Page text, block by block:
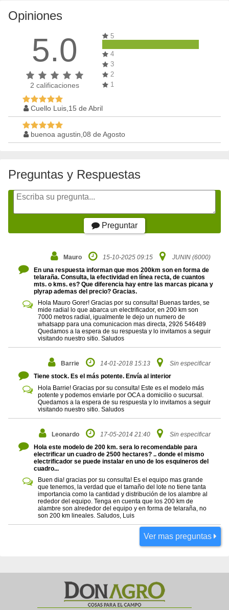
Opiniones
5.0
2 calificaciones
5
4
3
2
1
Cuello Luis,15 de Abril
buenoa agustin,08 de Agosto
Preguntas y Respuestas
Preguntar
Mauro 15-10-2025 09:15
JUNIN (6000)
En una respuesta informan que mos 200km son en forma de
telaraña. Consulta, la efectividad en línea recta, de cuantos
mts. o kms. es? Que diferencia hay entre las marcas picana y
plyrap ademas del precio? Gracias.
Hola Mauro Gorer! Gracias por su consulta! Buenas tardes, se
mide radial lo que abarca un electrificador, en 200 km son
7000 metros radial, igualmente le dejo un numero de
whatsapp para una comunicacion mas directa, 2926 546489
Quedamos a la espera de su respuesta y lo invitamos a seguir
visitando nuestro sitio. Saludos
Barrie 14-01-2018 15:13
Sin especificar
Tiene stock. Es el más potente. Envía al interior
Hola Barrie! Gracias por su consulta! Este es el modelo más
potente y podemos enviarle por OCA a domicilio o sucursal.
Quedamos a la espera de su respuesta y lo invitamos a seguir
visitando nuestro sitio. Saludos
Leonardo 17-05-2014 21:40
Sin especificar
Hola este modelo de 200 km. sera lo recomendable para
electrificar un cuadro de 2500 hectares? .. donde el mismo
electrificador se puede instalar en uno de los esquineros del
cuadro...
Buen dia! gracias por su consulta! Es el equipo mas grande
que tenemos, la verdad que el tamaño del lote no tiene tanta
importancia como la cantidad y distribución de los alambre al
rededor del equipo. Tenga en cuenta que los 200 km de
alambre son alrededor del equipo y en forma de telaraña, no
son 200 km lineales. Saludos, Luis
Ver mas preguntas